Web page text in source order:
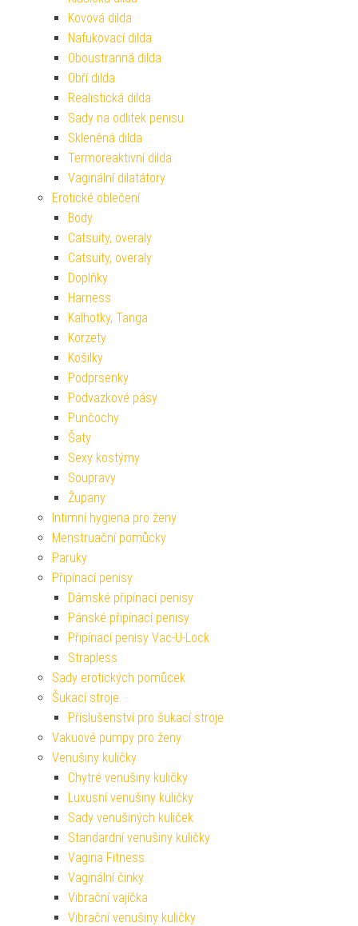
Kovová dilda
Nafukovací dilda
Oboustranná dilda
Obří dilda
Realistická dilda
Sady na odlitek penisu
Skleněná dilda
Termoreaktivní dilda
Vaginální dilatátory
Erotické oblečení
Body
Catsuity, overaly
Catsuity, overaly
Doplňky
Harness
Kalhotky, Tanga
Korzety
Košilky
Podprsenky
Podvazkové pásy
Punčochy
Šaty
Sexy kostýmy
Soupravy
Župany
Intimní hygiena pro ženy
Menstruační pomůcky
Paruky
Připínací penisy
Dámské připínací penisy
Pánské připínací penisy
Připínací penisy Vac-U-Lock
Strapless
Sady erotických pomůcek
Šukací stroje
Příslušenství pro šukací stroje
Vakuové pumpy pro ženy
Venušiny kuličky
Chytré venušiny kuličky
Luxusní venušiny kuličky
Sady venušiných kuliček
Standardní venušiny kuličky
Vagina Fitness
Vaginální činky
Vibrační vajíčka
Vibrační venušiny kuličky